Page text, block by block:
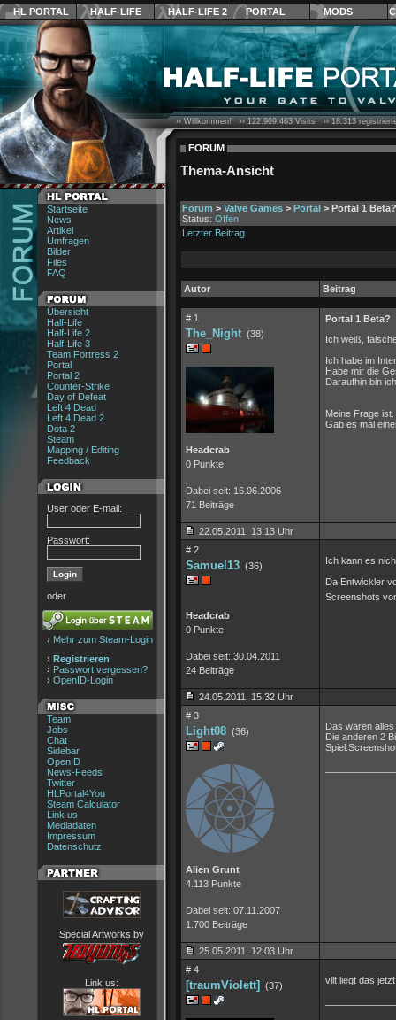
HL PORTAL HALF-LIFE HALF-LIFE 2 PORTAL MODS
Startseite
News
Artikel
Umfragen
Bilder
Files
FAQ
Übersicht
Half-Life
Half-Life 2
Half-Life 3
Team Fortress 2
Portal
Portal 2
Counter-Strike
Day of Defeat
Left 4 Dead
Left 4 Dead 2
Dota 2
Steam
Mapping / Editing
Feedback
User oder E-mail:
Passwort:
oder
› Mehr zum Steam-Login
› Registrieren
› Passwort vergessen?
› OpenID-Login
Team
Jobs
Chat
Sidebar
OpenID
News-Feeds
Twitter
HLPortal4You
Steam Calculator
Link us
Mediadaten
Impressum
Datenschutz
Special Artworks by
Link us:
›› Willkommen! ››122.909.463Visits ››18.313
FORUM
Thema-Ansicht
Forum > Valve Games > Portal > Portal 1 Beta?
Status: Offen
Letzter Beitrag
Autor Beitrag
# 1
The_Night (38)
Headcrab
0 Punkte
Dabei seit: 16.06.2006
71 Beiträge
Portal 1 Beta?
Ich weiß,
Ich habe im
Habe mir die
Daraufhin bin
Meine Frage
Gab es mal
22.05.2011, 13:13 Uhr
# 2
Samuel13 (36)
Headcrab
0 Punkte
Dabei seit: 30.04.2011
24 Beiträge
Ich kann es
Da Entwickler
Screenshots
24.05.2011, 15:32 Uhr
# 3
Light08 (36)
Alien Grunt
4.113 Punkte
Dabei seit: 07.11.2007
1.700 Beiträge
Das waren
Die anderen 2
25.05.2011, 12:03 Uhr
# 4
[traumViolett] (37)
vllt liegt das